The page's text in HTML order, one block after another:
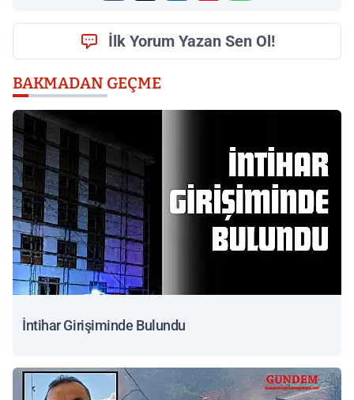
İlk Yorum Yazan Sen Ol!
BAKMADAN GEÇME
İntihar Girişiminde Bulundu